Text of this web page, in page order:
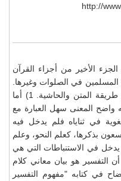
http://
الأخير من أجزاء القرآن
المسلمين في الصلوات وغيرها.
وقد سلك في بيان هذا الجزء وتفسيره طريقة المتن والحاشية. 1) أما
المعنى سهل العبارة مع
في ثناياه فلم يدخل فيه
بذكرها، كعلم النحو، وعلم
يدخل في الاستنباطات التي هي
التفسير هو بيان معاني كلام
في كتابه "مفهوم التفسير